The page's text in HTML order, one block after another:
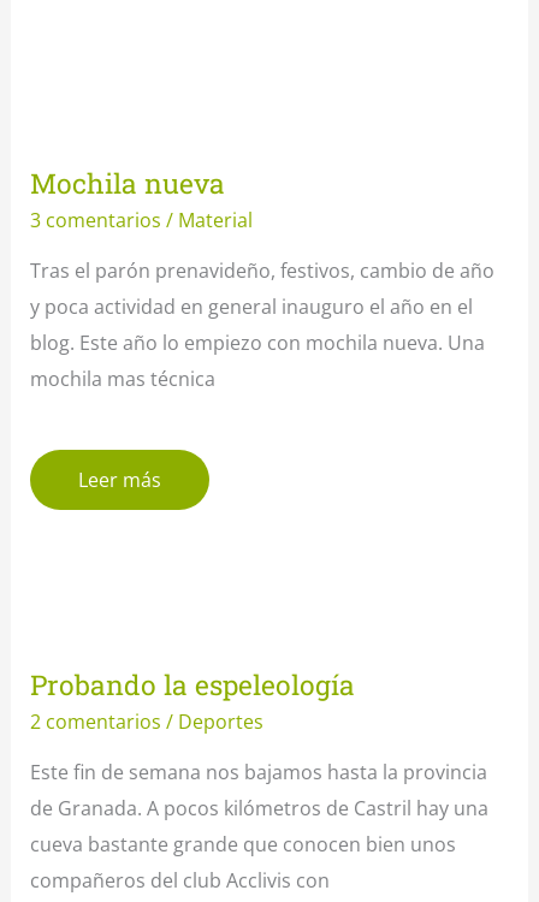
Mochila nueva
3 comentarios / Material
Tras el parón prenavideño, festivos, cambio de año
y poca actividad en general inauguro el año en el
blog. Este año lo empiezo con mochila nueva. Una
mochila mas técnica
Leer más
Probando la espeleología
2 comentarios / Deportes
Este fin de semana nos bajamos hasta la provincia
de Granada. A pocos kilómetros de Castril hay una
cueva bastante grande que conocen bien unos
compañeros del club Acclivis con